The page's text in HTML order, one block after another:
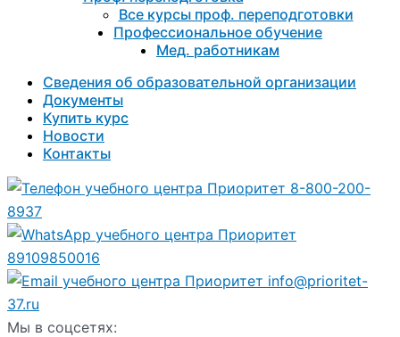
Все курсы проф. переподготовки
Профессиональное обучение
Мед. работникам
Сведения об образовательной организации
Документы
Купить курс
Новости
Контакты
8-800-200-
8937
89109850016
info@prioritet-
37.ru
Мы в соцсетях: